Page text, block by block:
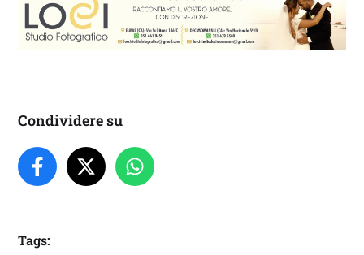
Condividere su
Tags: